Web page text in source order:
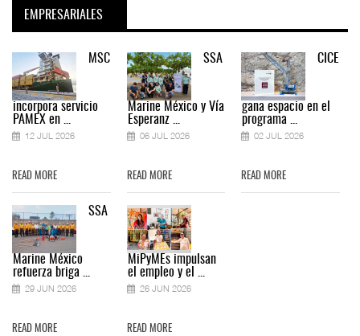
EMPRESARIALES
MSC
incorpora servicio
PAMEX en ...
12 JUL 2026
READ MORE
SSA
Marine México
refuerza briga ...
29 JUN 2026
READ MORE
SSA
Marine México y Vía
Esperanz ...
06 JUL 2026
READ MORE
MiPyMEs impulsan
el empleo y el ...
26 JUN 2026
READ MORE
CICE
gana espacio en el
programa ...
02 JUL 2026
READ MORE